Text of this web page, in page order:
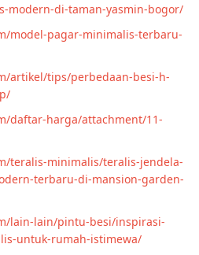
modern-di-taman-yasmin-bogor/
model-pagar-minimalis-terbaru-
artikel/tips/perbedaan-besi-h-
daftar-harga/attachment/11-
teralis-minimalis/teralis-jendela-
terbaru-di-mansion-garden-
lain-lain/pintu-besi/inspirasi-
untuk-rumah-istimewa/